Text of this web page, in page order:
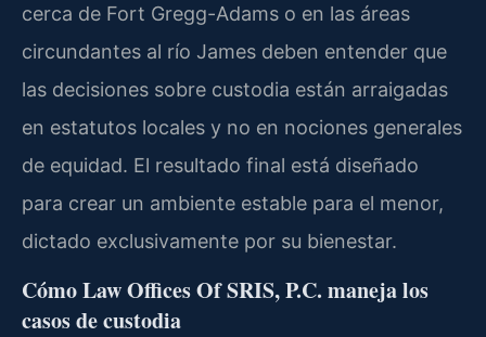
cerca de Fort Gregg-Adams o en las áreas
circundantes al río James deben entender que
las decisiones sobre custodia están arraigadas
en estatutos locales y no en nociones generales
de equidad. El resultado final está diseñado
para crear un ambiente estable para el menor,
dictado exclusivamente por su bienestar.
Cómo Law Offices Of SRIS, P.C. maneja los
casos de custodia